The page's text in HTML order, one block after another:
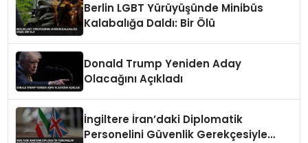
Berlin LGBT Yürüyüşünde Minibüs
Kalabalığa Daldı: Bir Ölü
Donald Trump Yeniden Aday
Olacağını Açıkladı
İngiltere İran’daki Diplomatik
Personelini Güvenlik Gerekçesiyle